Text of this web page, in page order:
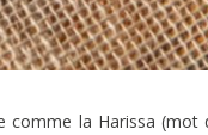
comme la Harissa (mot